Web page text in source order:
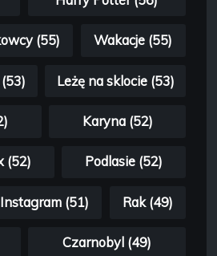
(55) Wakacje (55)
Leżę na sklocie (53)
Karyna (52)
(52) Podlasie (52)
Instagram (51) Rak (49)
Czarnobyl (49)